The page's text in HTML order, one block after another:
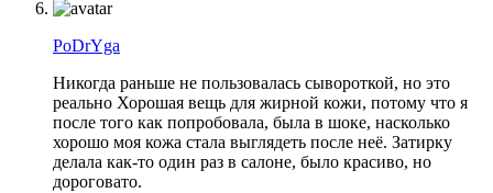
PoDrYgа
Никогда раньше не пользовалась сывороткой, но это
реально Хорошая вещь для жирной кожи, потому что я
после того как попробовала, была в шоке, насколько
хорошо моя кожа стала выглядеть после неё. Затирку
делала как-то один раз в салоне, было красиво, но
дороговато.